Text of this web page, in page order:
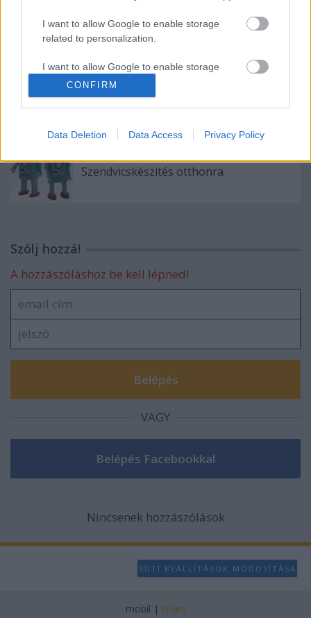
I want to allow Google to enable storage
related to personalization.
I want to allow Google to enable storage
related to security, including authentication
functionality and fraud prevention, and other
user protection.
CONFIRM
Data Deletion Data Access Privacy Policy
LEGO robotkéz
CyberSavannah, robotszimulációs
verseny
Szendvicskészítés otthonra
Szólj hozzá!
A hozzászóláshoz be kell lépned!
VAGY
Nincsenek hozzászólások
SÜTI BEÁLLÍTÁSOK MÓDOSÍTÁSA
mobil | teljes